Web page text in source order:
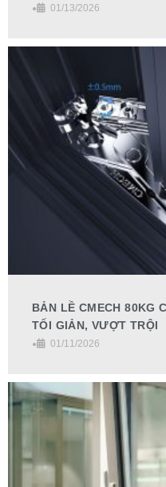
•
01/13/2026
BẢN LỀ CMECH 80KG
TỐI GIẢN, VƯỢT TRỘI
•
01/11/2026